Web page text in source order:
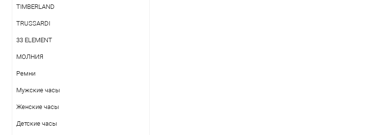
TIMBERLAND
TRUSSARDI
33 ELEMENT
МОЛНИЯ
Ремни
Мужские часы
Женские часы
Детские часы